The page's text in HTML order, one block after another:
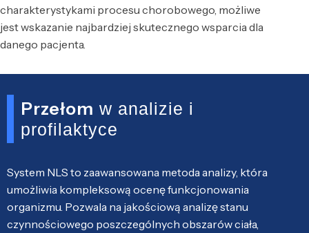
charakterystykami procesu chorobowego, możliwe
jest wskazanie najbardziej skutecznego wsparcia dla
danego pacjenta.
Przełom w analizie i
profilaktyce
System NLS to zaawansowana metoda analizy, która
umożliwia kompleksową ocenę funkcjonowania
organizmu. Pozwala na jakościową analizę stanu
czynnościowego poszczególnych obszarów ciała,